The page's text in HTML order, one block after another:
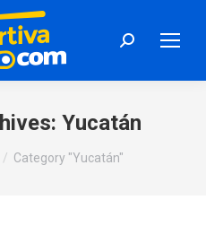
Search:
Yucatán
Category "Yucatán"